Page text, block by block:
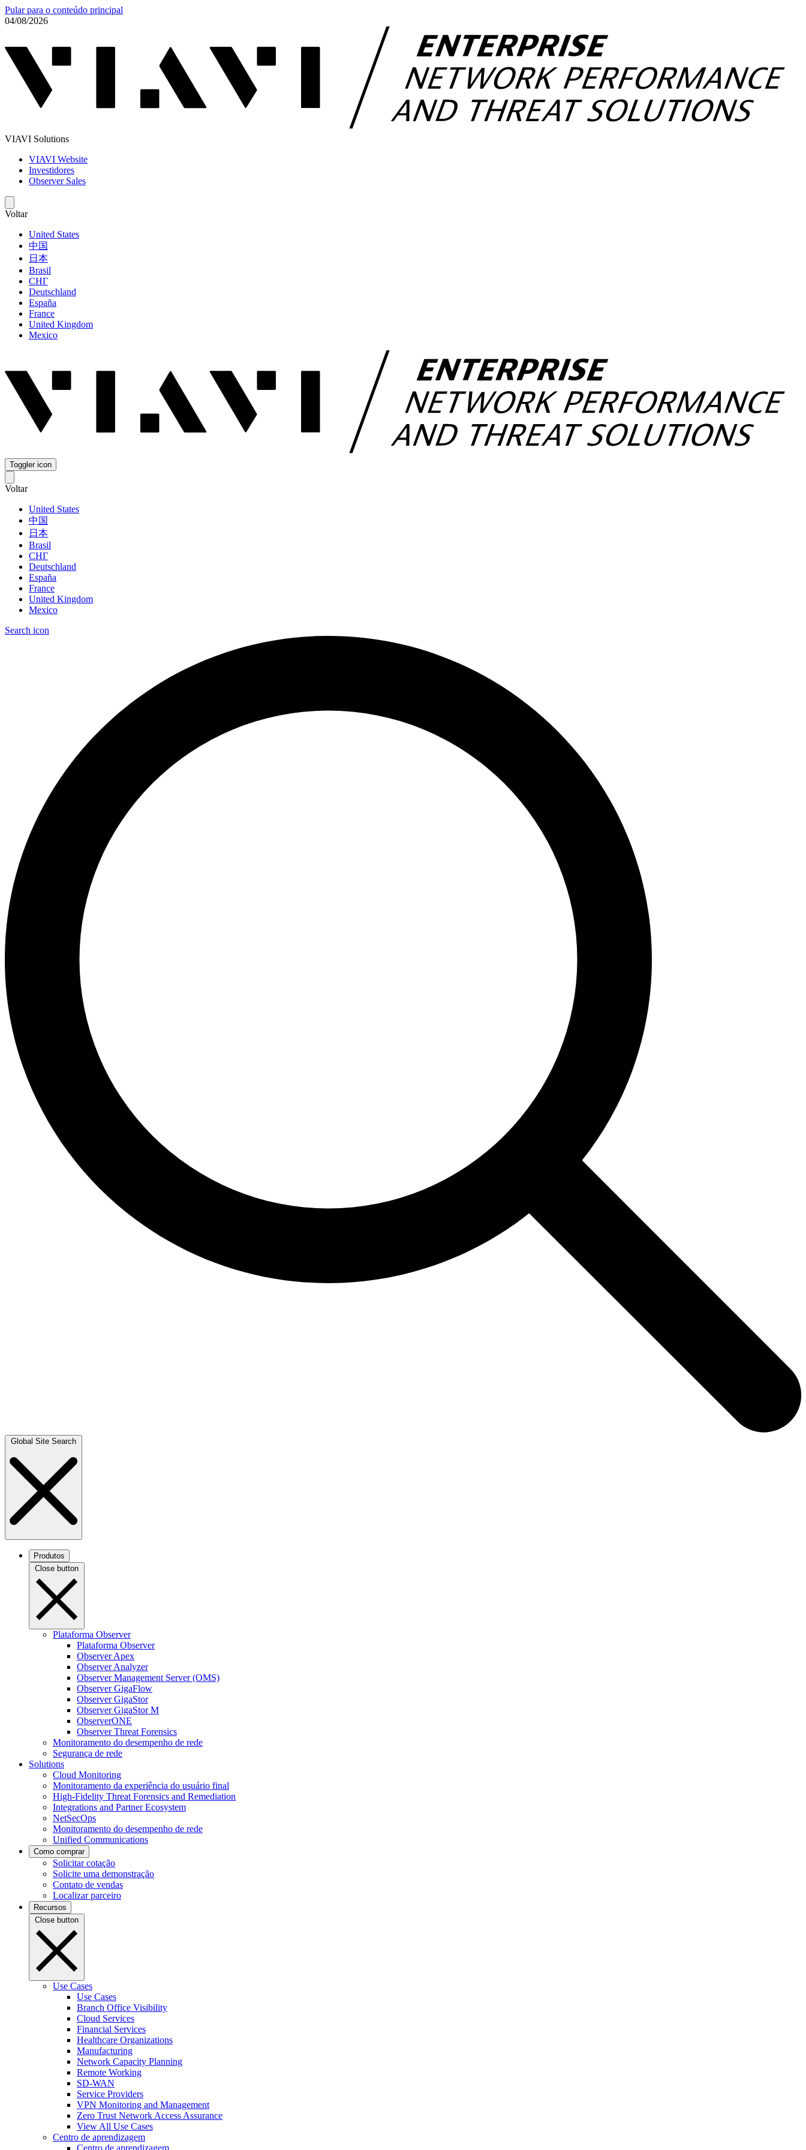
Pular para o conteúdo principal
04/08/2026
VIAVI Solutions
VIAVI Website
Investidores
Observer Sales
Voltar
United States
中国
日本
Brasil
СНГ
Deutschland
España
France
United Kingdom
Mexico
Toggler icon
Voltar
United States
中国
日本
Brasil
СНГ
Deutschland
España
France
United Kingdom
Mexico
Search icon
Global Site Search
Produtos
Close button
Plataforma Observer
Plataforma Observer
Observer Apex
Observer Analyzer
Observer Management Server (OMS)
Observer GigaFlow
Observer GigaStor
Observer GigaStor M
ObserverONE
Observer Threat Forensics
Monitoramento do desempenho de rede
Segurança de rede
Solutions
Cloud Monitoring
Monitoramento da experiência do usuário final
High-Fidelity Threat Forensics and Remediation
Integrations and Partner Ecosystem
NetSecOps
Monitoramento do desempenho de rede
Unified Communications
Como comprar
Solicitar cotação
Solicite uma demonstração
Contato de vendas
Localizar parceiro
Recursos
Close button
Use Cases
Use Cases
Branch Office Visibility
Cloud Services
Financial Services
Healthcare Organizations
Manufacturing
Network Capacity Planning
Remote Working
SD-WAN
Service Providers
VPN Monitoring and Management
Zero Trust Network Access Assurance
View All Use Cases
Centro de aprendizagem
Centro de aprendizagem